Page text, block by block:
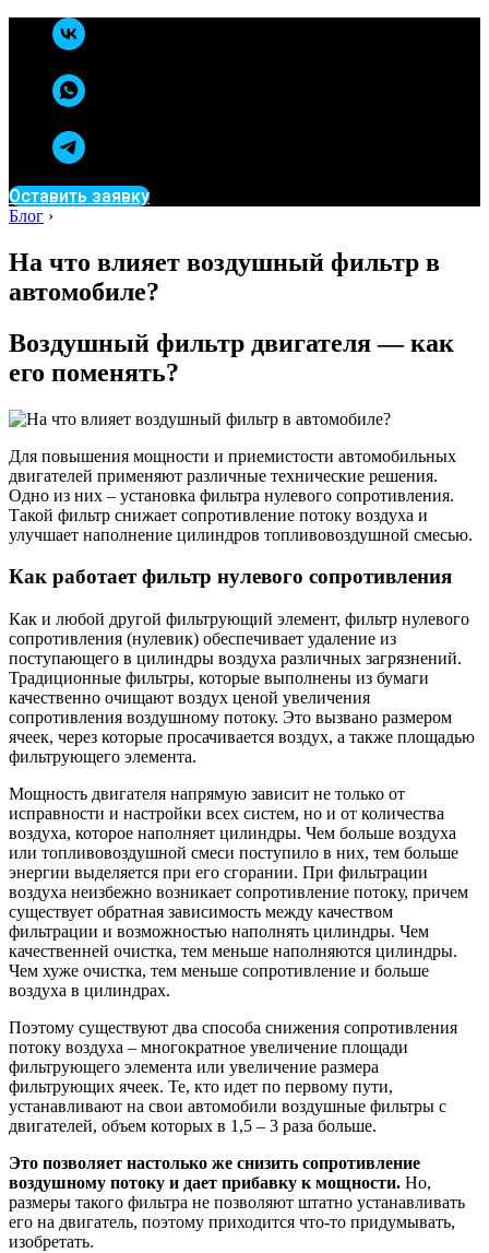
Оставить заявку
Блог ›
На что влияет воздушный фильтр в
автомобиле?
Воздушный фильтр двигателя — как
его поменять?
Для повышения мощности и приемистости автомобильных
двигателей применяют различные технические решения.
Одно из них – установка фильтра нулевого сопротивления.
Такой фильтр снижает сопротивление потоку воздуха и
улучшает наполнение цилиндров топливовоздушной смесью.
Как работает фильтр нулевого сопротивления
Как и любой другой фильтрующий элемент, фильтр нулевого
сопротивления (нулевик) обеспечивает удаление из
поступающего в цилиндры воздуха различных загрязнений.
Традиционные фильтры, которые выполнены из бумаги
качественно очищают воздух ценой увеличения
сопротивления воздушному потоку. Это вызвано размером
ячеек, через которые просачивается воздух, а также площадью
фильтрующего элемента.
Мощность двигателя напрямую зависит не только от
исправности и настройки всех систем, но и от количества
воздуха, которое наполняет цилиндры. Чем больше воздуха
или топливовоздушной смеси поступило в них, тем больше
энергии выделяется при его сгорании. При фильтрации
воздуха неизбежно возникает сопротивление потоку, причем
существует обратная зависимость между качеством
фильтрации и возможностью наполнять цилиндры. Чем
качественней очистка, тем меньше наполняются цилиндры.
Чем хуже очистка, тем меньше сопротивление и больше
воздуха в цилиндрах.
Поэтому существуют два способа снижения сопротивления
потоку воздуха – многократное увеличение площади
фильтрующего элемента или увеличение размера
фильтрующих ячеек. Те, кто идет по первому пути,
устанавливают на свои автомобили воздушные фильтры с
двигателей, объем которых в 1,5 – 3 раза больше.
Это позволяет настолько же снизить сопротивление
воздушному потоку и дает прибавку к мощности. Но,
размеры такого фильтра не позволяют штатно устанавливать
его на двигатель, поэтому приходится что-то придумывать,
изобретать.